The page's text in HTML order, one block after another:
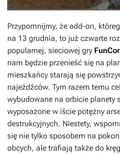
Przypomnijmy, że add-on,
na 13 grudnia, to już czwarte
popularnej, sieciowej gry
nam będzie przenieść się na
mieszkańcy starają się
najeźdźców. Tym razem temu
wybudowane na orbicie planety
wyposażone w iście potężny
destrukcyjnych. Niestety,
się nie tylko sposobem na
obcych, ale trafiają także do